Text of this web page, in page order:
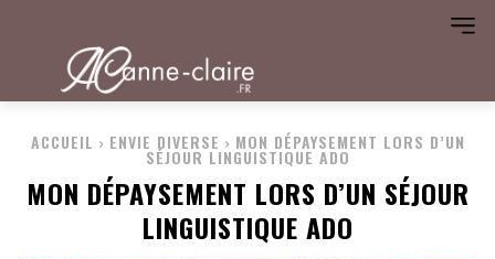
ACCUEIL ENVIE DIVERSE MON DÉPAYSEMENT LORS D’UN
SÉJOUR LINGUISTIQUE ADO
MON DÉPAYSEMENT LORS D’UN SÉJOUR
LINGUISTIQUE ADO